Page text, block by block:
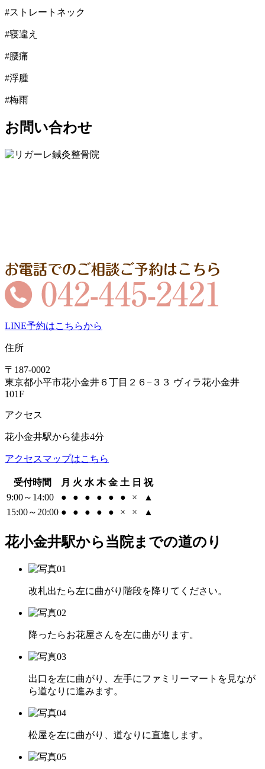
#ストレートネック
#寝違え
#腰痛
#浮腫
#梅雨
お問い合わせ
LINE予約はこちらから
住所
〒187-0002
東京都小平市花小金井６丁目２６−３３ ヴィラ花小金井
101F
アクセス
花小金井駅から徒歩4分
アクセスマップはこちら
受付時間 月 火 水 木 金 土 日 祝
9:00～14:00
● ● ● ● ● ● ×
▲
15:00～20:00 ● ● ● ● ● × × ▲
花小金井駅から当院までの道のり
改札出たら左に曲がり階段を降りてください。
降ったらお花屋さんを左に曲がります。
出口を左に曲がり、左手にファミリーマートを見なが
ら道なりに進みます。
松屋を左に曲がり、道なりに直進します。